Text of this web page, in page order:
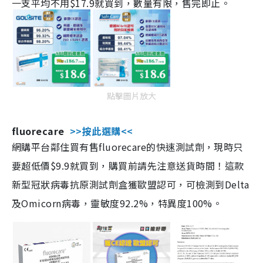
一支平均不用$17.9就買到，數量有限，售完即止。
點擊圖片放大
fluorecare >>按此選購<<
網購平台鄰住買有售fluorecare的快速測試劑，現時只
要超低價$9.9就買到，購買前請先注意送貨時間！這款
新型冠狀病毒抗原測試劑盒獲歐盟認可，可檢測到Delta
及Omicorn病毒，靈敏度92.2%，特異度100%。